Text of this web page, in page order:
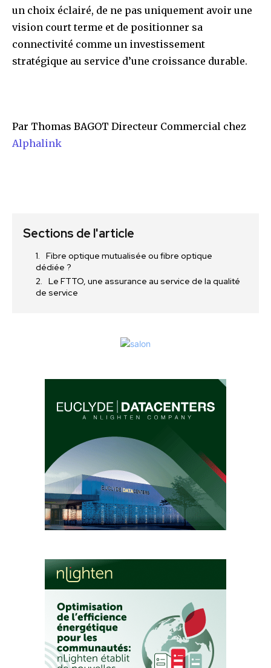
un choix éclairé, de ne pas uniquement avoir une
vision court terme et de positionner sa
connectivité comme un investissement
stratégique au service d’une croissance durable.
Par Thomas BAGOT Directeur Commercial chez
Alphalink
Sections de l'article
Fibre optique mutualisée ou fibre optique
dédiée ?
Le FTTO, une assurance au service de la qualité
de service